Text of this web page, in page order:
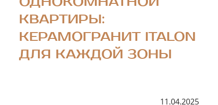
КВАРТИРЫ:
КЕРАМОГРАНИТ ITALON
ДЛЯ КАЖДОЙ ЗОНЫ
11.04.2025